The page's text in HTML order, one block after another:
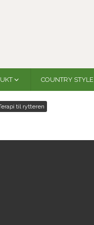
COUNTRY STYLE
til rytteren